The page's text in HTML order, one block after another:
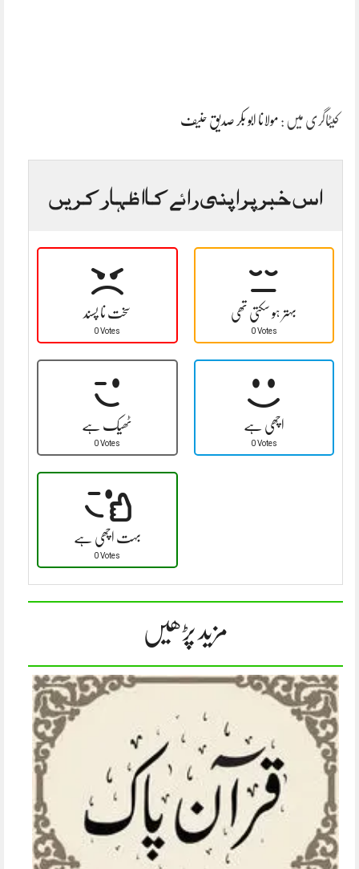
کیٹاگری میں : مولانا ابو بکر صدیق حنیف
اس خبر پر اپنی رائے کا اظہار کریں
سخت نا پسند
0 Votes
بہتر ہو سکتی تھی
0 Votes
ٹھیک ہے
0 Votes
اچھی ہے
0 Votes
بہت اچھی ہے
0 Votes
مزید پڑھیں